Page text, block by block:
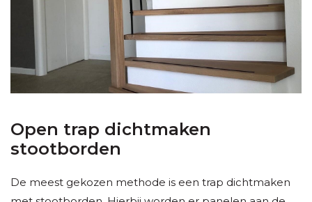
Open trap dichtmaken
stootborden
De meest gekozen methode is een trap dichtmaken